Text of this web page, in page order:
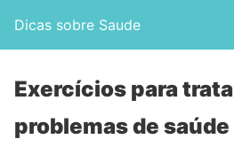
Dicas sobre Saude
Exercícios para
problemas de